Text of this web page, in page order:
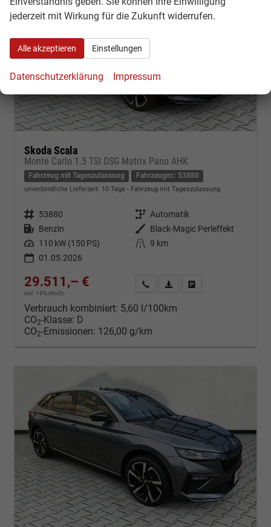
Skoda Scala
Monte Carlo 1.5 TSI DSG Matrix Pano AHK
Fahrzeug mit Tageszulassung Fahrzeugnr.: 53880
unverbindliche Lieferzeit: 10 Tage Fahrzeug mit Tageszulassung
Fahrzeugnr. 53880 Getriebe Automatik
Kraftstoff Benzin Außenfarbe
Black-Magic Perleffekt
Leistung 110 kW (150 PS) Kilometerstand 9 km
01.05.2026
29.511,– €
incl. 19% MwSt.
Kontakt & Angebot anfordern
PDF-Datei, Fahrzeugexposé
Verbrauch kombiniert: 5,60 l/100km
CO2-Klasse: D
CO2-Emissionen: 126,00 g/km
jederzeit mit Wirkung für die Zukunft widerrufen.
Alle akzeptieren Einstellungen
Datenschutzerklärung Impressum